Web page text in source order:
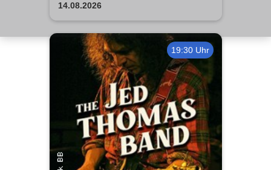
14.08.2026
19:30 Uhr